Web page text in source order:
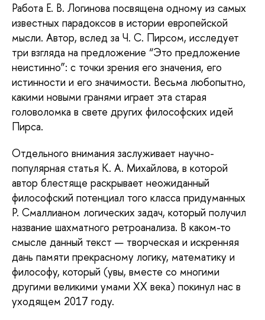
Работа Е. В. Логинова посвящена одному из самых
известных парадоксов в истории европейской
мысли. Автор, вслед за Ч. С. Пирсом, исследует
три взгляда на предложение “Это предложение
неистинно”: с точки зрения его значения, его
истинности и его значимости. Весьма любопытно,
какими новыми гранями играет эта старая
головоломка в свете других философских идей
Пирса.
Отдельного внимания заслуживает научно-
популярная статья К. А. Михайлова, в которой
автор блестяще раскрывает неожиданный
философский потенциал того класса придуманных
Р. Смаллианом логических задач, который получил
название шахматного ретроанализа. В каком-то
смысле данный текст — творческая и искренняя
дань памяти прекрасному логику, математику и
философу, который (увы, вместе со многими
другими великими умами ХХ века) покинул нас в
уходящем 2017 году.